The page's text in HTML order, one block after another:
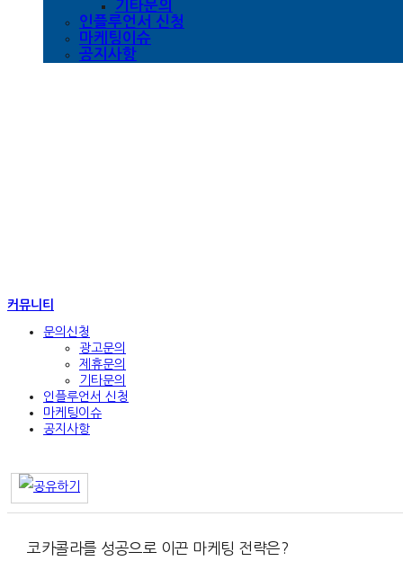
기타문의
인플루언서 신청
마케팅이슈
공지사항
커뮤니티
문의신청
광고문의
제휴문의
기타문의
인플루언서 신청
마케팅이슈
공지사항
코카콜라를 성공으로 이끈 마케팅 전략은?